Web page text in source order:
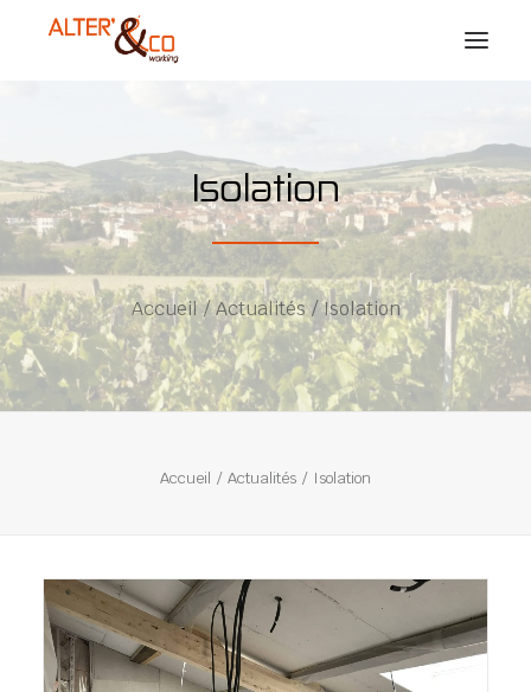
FORMULES
GALERIE
NOS COWORKERS
ACTUALITÉS
CONTACT
Isolation
Accueil Actualités Isolation
Accueil Actualités Isolation